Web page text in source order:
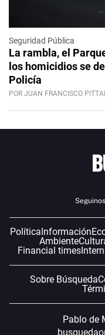
Seguridad Pública
La rambla, el
los homicidios se
Policía
POR JUAN FRANCISCO
Política Información
Ambiente
Financial times
Sobre Búsqueda
Pablo de